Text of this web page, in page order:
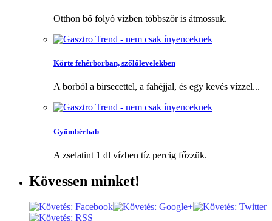
Otthon bő folyó vízben többször is átmossuk.
Körte fehérborban, szőlőlevelekben
A borból a birsecettel, a fahéjjal, és egy kevés vízzel...
Gyömbérhab
A zselatint 1 dl vízben tíz percig főzzük.
Kövessen minket!